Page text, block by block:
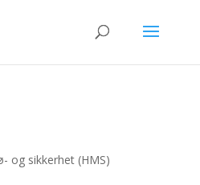
og sikkerhet (HMS)